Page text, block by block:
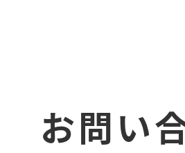
お問い